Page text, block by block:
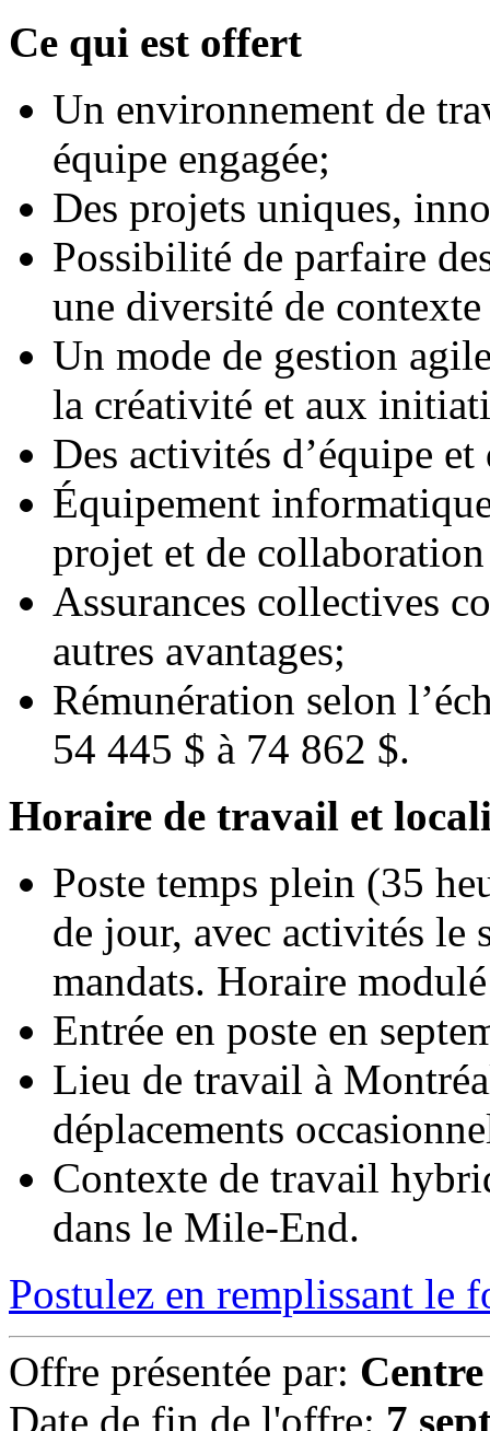
Ce qui est offert
Un environnement de
équipe engagée;
Des projets uniques,
Possibilité de parfaire
une diversité de
Un mode de gestion
la créativité et aux
Des activités d’équipe
Équipement
projet et de
Assurances collectives
autres avantages;
Rémunération selon
54 445 $ à 74 862 $.
Horaire de travail et
Poste temps plein (35
de jour, avec activités le
mandats. Horaire
Entrée en poste en
Lieu de travail à
déplacements
Contexte de travail
dans le Mile-End.
Postulez en remplissant le
Offre présentée par:
Date de fin de l'offre: 7